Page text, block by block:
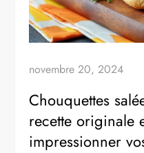
novembre 20, 2024
Chouquettes
recette originale
impressionner